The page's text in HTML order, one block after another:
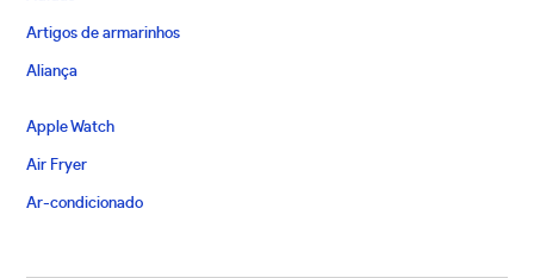
Artigos de armarinhos
Aliança
Apple Watch
Air Fryer
Ar-condicionado